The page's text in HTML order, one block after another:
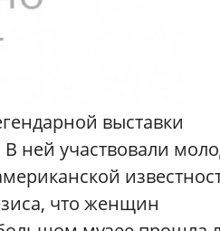
выставки
ней участвовали
что женщин